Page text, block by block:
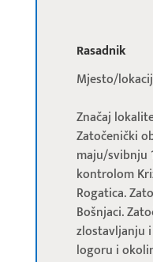
Rasadnik
Mjesto/
Značaj
Zatočenički
maju/svibnju
kontrolom
Rogatica.
Bošnjaci.
zlostavljanju
logoru i